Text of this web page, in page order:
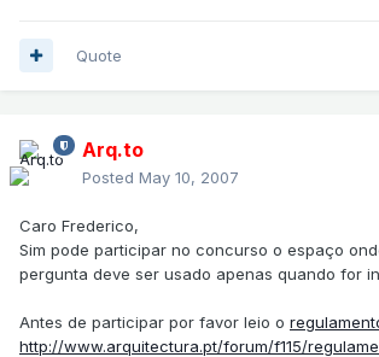
Quote
Arq.to
Posted May 10, 2007
Caro Frederico,
Sim pode participar no concurso o espaço
pergunta deve ser usado apenas quando for
Antes de participar por favor leio o
http://www.arquitectura.pt/forum/f115/